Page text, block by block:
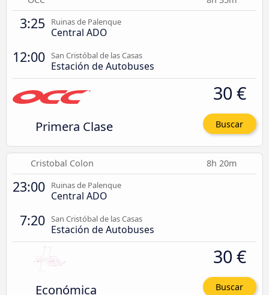
3:25 Ruinas de Palenque
Central ADO
12:00 San Cristóbal de las Casas
Estación de Autobuses
Primera Clase
30 €
Buscar
Cristobal Colon 8h 20m
23:00 Ruinas de Palenque
Central ADO
7:20 San Cristóbal de las Casas
Estación de Autobuses
Económica
30 €
Buscar